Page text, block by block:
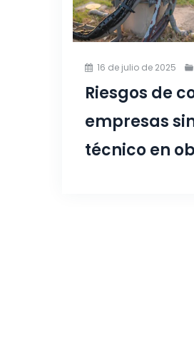
16 de julio de 2025
Riesgos de
empresas
técnico en